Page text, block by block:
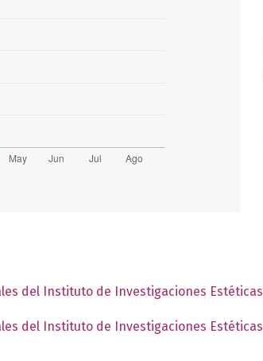
del Instituto de Investigaciones
del Instituto de Investigaciones